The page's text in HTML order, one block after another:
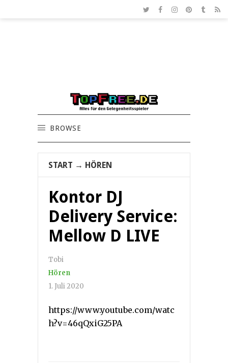
BROWSE
START → HÖREN
Kontor DJ
Delivery Service:
Mellow D LIVE
Tobi
Hören
1. Juli 2020
https://www.youtube.com/watc
h?v=46qQxiG25PA